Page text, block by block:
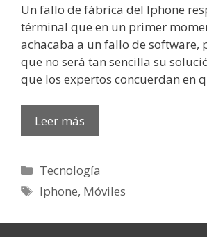
Un fallo de fábrica del Iphone
términal que en un primer
achacaba a un fallo de software,
que no será tan sencilla su
que los expertos concuerdan en
Leer más
Categorías
Tecnología
Etiquetas
Iphone, Móviles